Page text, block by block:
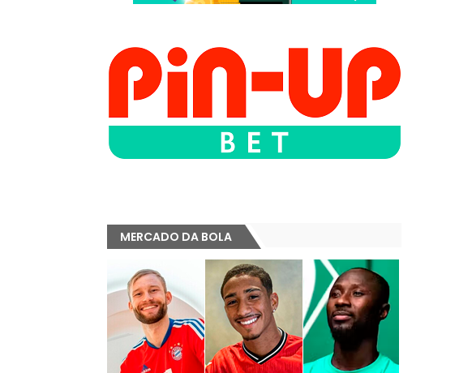
MERCADO DA BOLA